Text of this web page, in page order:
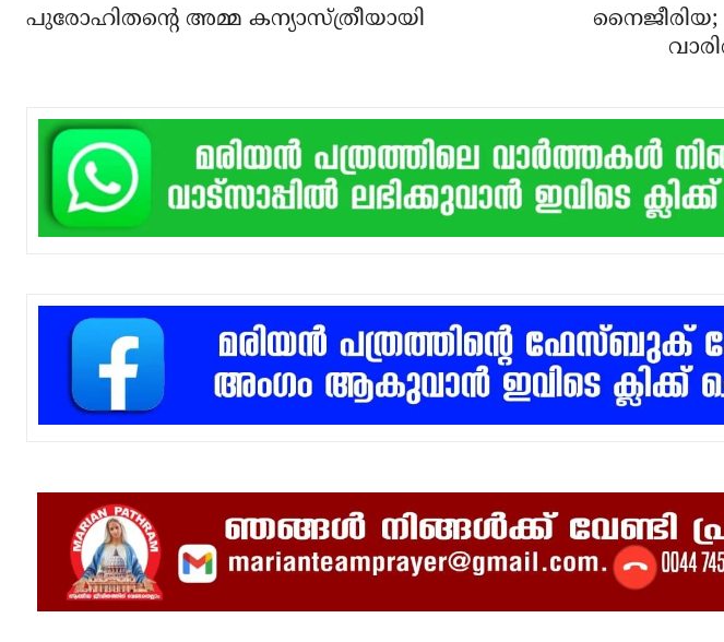
പുരോഹിതന്റെ അമ്മ കന്യാസ്ത്രീയായി